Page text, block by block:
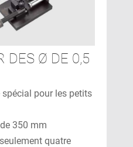
DES Ø DE 0,5
pour les petits
350 mm
quatre